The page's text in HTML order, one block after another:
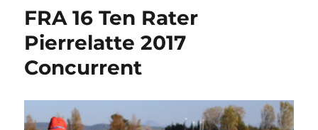
FRA 16 Ten Rater
Pierrelatte 2017
Concurrent